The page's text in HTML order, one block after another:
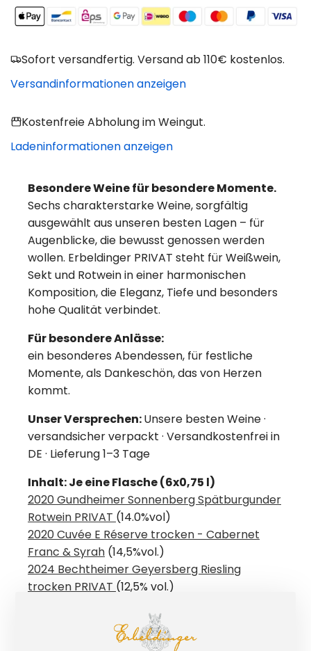
e
.
.
Sofort versandfertig. Versand ab 110€ kostenlos.
Versandinformationen anzeigen
Kostenfreie Abholung im Weingut.
Ladeninformationen anzeigen
Besondere Weine für besondere Momente.
Sechs charakterstarke Weine, sorgfältig
ausgewählt aus unseren besten Lagen – für
Augenblicke, die bewusst genossen werden
wollen. Erbeldinger PRIVAT steht für Weißwein,
Sekt und Rotwein in einer harmonischen
Komposition, die Eleganz, Tiefe und besonders
hohe Qualität verbindet.
Für besondere Anlässe:
ein besonderes Abendessen, für festliche
Momente, als Dankeschön, das von Herzen
kommt.
Unser Versprechen:Unsere besten Weine ·
versandsicher verpackt · Versandkostenfrei in
DE · Lieferung 1–3 Tage
Inhalt: Je eine Flasche (6x0,75 l)
2020 Gundheimer Sonnenberg Spätburgunder
Rotwein PRIVAT (14.0%vol)
2020 Cuvée E Réserve trocken - Cabernet
Franc & Syrah (14,5%vol.)
2024 Bechtheimer Geyersberg Riesling
trocken PRIVAT (12,5% vol.)
(13,0% vol.)
2024 Weissburgunder trocken PRIVAT